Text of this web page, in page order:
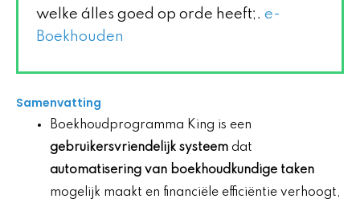
welke álles goed op orde heeft;. e-
Boekhouden
Samenvatting
Boekhoudprogramma King is een
gebruikersvriendelijk systeem dat
automatisering van boekhoudkundige taken
mogelijk maakt en financiële efficiëntie verhoogt,